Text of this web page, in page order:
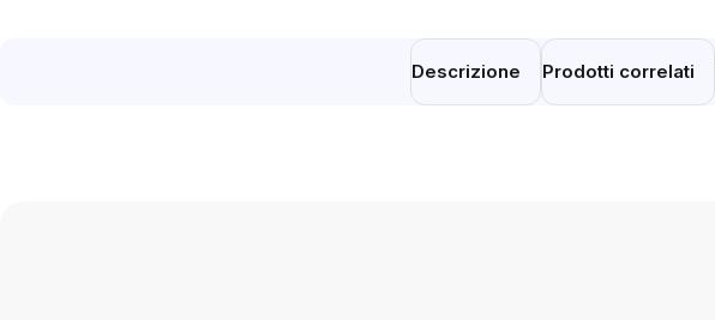
Descrizione Prodotti correlati